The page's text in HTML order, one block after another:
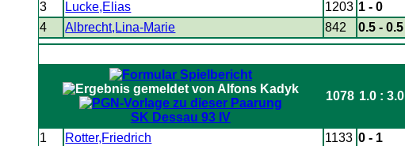
3
Lucke,Elias 1203 1 - 0
4
Albrecht,Lina-Marie 842 0.5 - 0.5
SK Dessau 93 IV
1078 1.0 : 3.0
1 Rotter,Friedrich 1133 0 - 1